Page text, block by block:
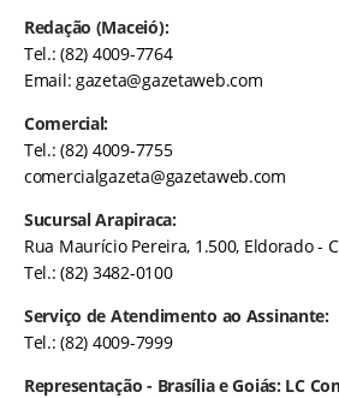
Redação (Maceió):
Tel.: (82) 4009-7764
Email:gazeta@gazetaweb.com
Comercial:
Tel.: (82) 4009-7755
comercialgazeta@gazetaweb.com
Sucursal Arapiraca:
Rua Maurício Pereira, 1.500, Eldorado -
Tel.: (82) 3482-0100
Serviço de Atendimento ao Assinante:
Tel.: (82) 4009-7999
Representação - Brasília e Goiás: LC